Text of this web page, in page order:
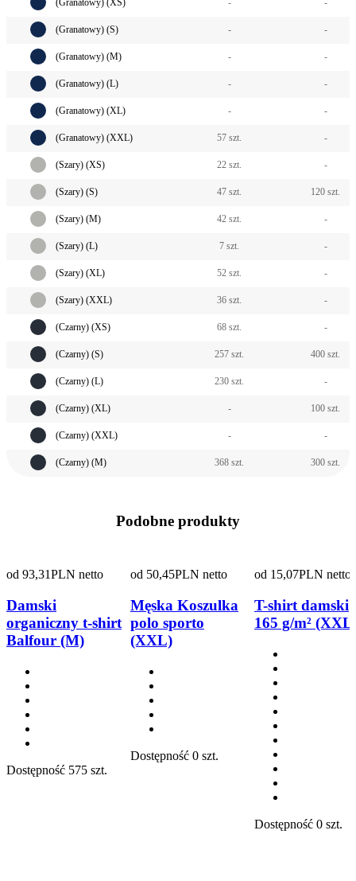
(Granatowy) (S) - -
(Granatowy) (M) - -
(Granatowy) (L) - -
(Granatowy) (XL) - -
(Granatowy) (XXL) 57 szt. -
(Szary) (XS) 22 szt. -
(Szary) (S) 47 szt. 120 szt.
(Szary) (M) 42 szt. -
(Szary) (L) 7 szt. -
(Szary) (XL) 52 szt. -
(Szary) (XXL) 36 szt. -
(Czarny) (XS) 68 szt. -
(Czarny) (S) 257 szt. 400 szt.
(Czarny) (L) 230 szt. -
(Czarny) (XL) - 100 szt.
(Czarny) (XXL) - -
(Czarny) (M) 368 szt. 300 szt.
Podobne produkty
od 93,31PLN netto
Damski
organiczny t-shirt
Balfour (M)
Dostępność 575 szt.
od 50,45PLN netto
Męska Koszulka
polo sporto
(XXL)
Dostępność 0 szt.
od 15,07PLN netto
T-shirt damski
165 g/m²
Dostępność 0 szt.